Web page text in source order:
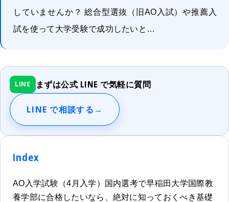
していませんか？ 総合型選抜（旧AO入試）や推薦入
試を使って大学受験で成功したいと…
LINE まずは公式 LINE で気軽に質問
LINE で相談する →
Index
AO入学試験（4月入学）国内選考で早稲田大学国際教
養学部に合格したいなら、絶対に知っておくべき基礎